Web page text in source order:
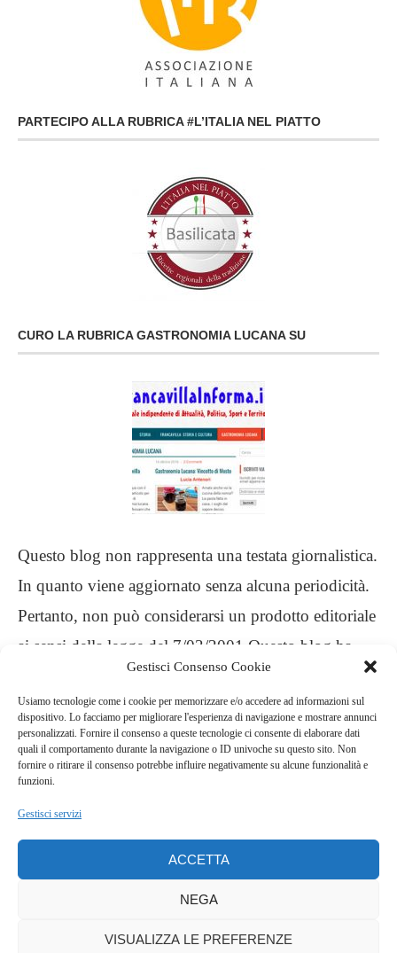
Gestisci Consenso Cookie
Usiamo tecnologie come i cookie per memorizzare e/o accedere ad informazioni sul
dispositivo. Lo facciamo per migliorare l'esperienza di navigazione e mostrare annunci
personalizzati. Fornire il consenso a queste tecnologie ci consente di elaborare dati
quali il comportamento durante la navigazione o ID univoche su questo sito. Non
fornire o ritirare il consenso potrebbe influire negativamente su alcune funzionalità e
funzioni.
Gestisci servizi
ACCETTA
NEGA
VISUALIZZA LE PREFERENZE
PARTECIPO ALLA RUBRICA #L’ITALIA NEL PIATTO
CURO LA RUBRICA GASTRONOMIA LUCANA SU
Questo blog non rappresenta una testata giornalistica.
In quanto viene aggiornato senza alcuna periodicità.
Pertanto, non può considerarsi un prodotto editoriale
ai sensi della legge del 7/03/2001 Questo blog ha
carattere personale, non è mio intento infrangere
alcun diritto d’autore
.
COPYRIGHT © 2022 QUELLA LUCINA NELLA CUCINA